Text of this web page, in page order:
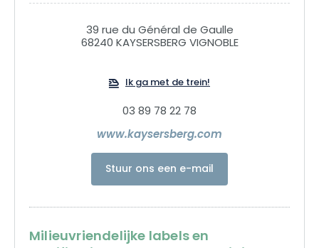
wijngaarden vind je pittoreske Elzasser dorpjes zoals
Ammerschwihr, Katzenthal en Kaysersberg Vignoble.
De bovenste vallei, aan de bergkant, staat vol boerderijen,
Le Bonhomme. Er zijn tal van wandel- en
mountainbikeroutes tussen bergkammen, weiden en
kilometers aan afdalingen en langlaufpistes vanaf het Lac
Blanc skigebied!
Een onvergetelijke vakantie!
39 rue du Général de Gaulle
68240 KAYSERSBERG VIGNOBLE
Ik ga met de trein!
03 89 78 22 78
www.kaysersberg.com
Stuur ons een e-mail
Milieuvriendelijke labels en